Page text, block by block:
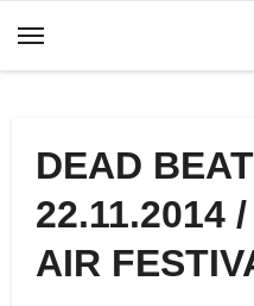
Inhalt
DEAD
22.11.2014
AIR